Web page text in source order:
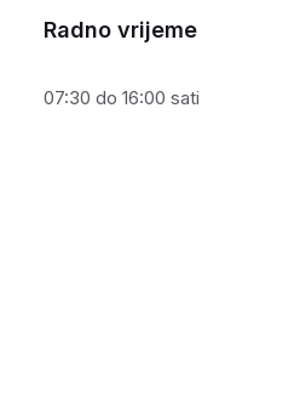
Radno vrijeme
07:30 do 16:00 sati